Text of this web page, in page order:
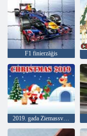
F1 finierzāģis
2019. gada Ziemassvētki